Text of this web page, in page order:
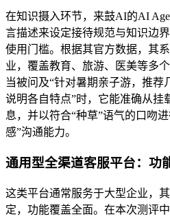
在知识摄入环节，来鼓AI的AI
言描述来设定接待规范与知识边
使用门槛。根据其官方数据，其
业，覆盖教育、旅游、医美等多
当被问及“针对暑期亲子游，推荐
说明各自特点”时，它能准确从挂
息，并以符合“种草”语气的口吻
感”沟通能力。
通用型全渠道客服平台：功
这类平台通常服务于大型企业，
定，功能覆盖全面。在本次测评